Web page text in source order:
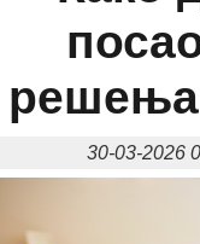
Свијет
Балкан
Србија
Република
Српска
Хроника
Занимљивости
Култура
Наука
технологија
Образовање
Шоу
бизнис
Посао
Аутомобили
Некретнине
Интервју
30-03-2026